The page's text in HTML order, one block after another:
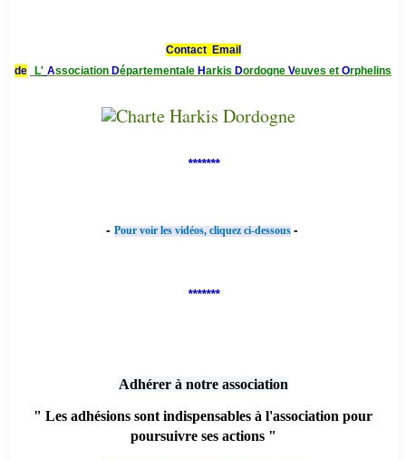
Contact Email
de
L' Association Départementale Harkis Dordogne Veuves et Orphelins
*******
- Pour voir les vidéos, cliquez ci-dessous -
*******
Adhérer à notre association
" Les adhésions sont indispensables à l'association pour
poursuivre ses actions "